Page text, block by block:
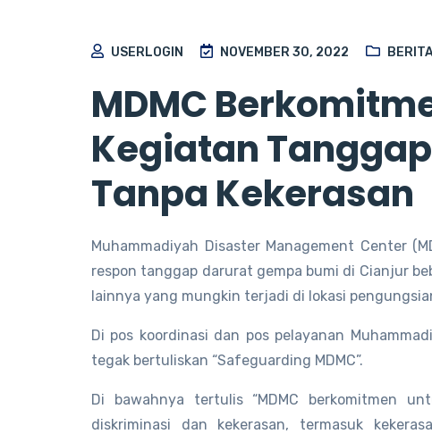
USERLOGIN NOVEMBER 30, 2022
MDMC
Kegiatan
Tanpa Kekerasan
Muhammadiyah Disaster Management Center
respon tanggap darurat gempa bumi di Cianjur
lainnya yang mungkin terjadi di lokasi
Di pos koordinasi dan pos pelayanan
tegak bertuliskan “Safeguarding MDMC”.
Di bawahnya tertulis “MDMC berkomitmen
diskriminasi dan kekerasan, termasuk